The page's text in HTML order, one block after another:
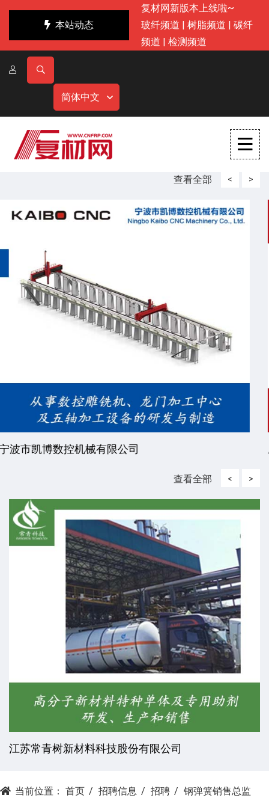
本站动态
复材网新版本上线啦~
玻纤频道 | 树脂频道 | 碳纤
频道 | 检测频道
简体中文
查看全部 <
威海东发精工机械有限责任公司
>
查看全部 <
杭州昕劲复材科技有限公司
>
当前位置： 首页 招聘信息 招聘 钢弹簧销售总监